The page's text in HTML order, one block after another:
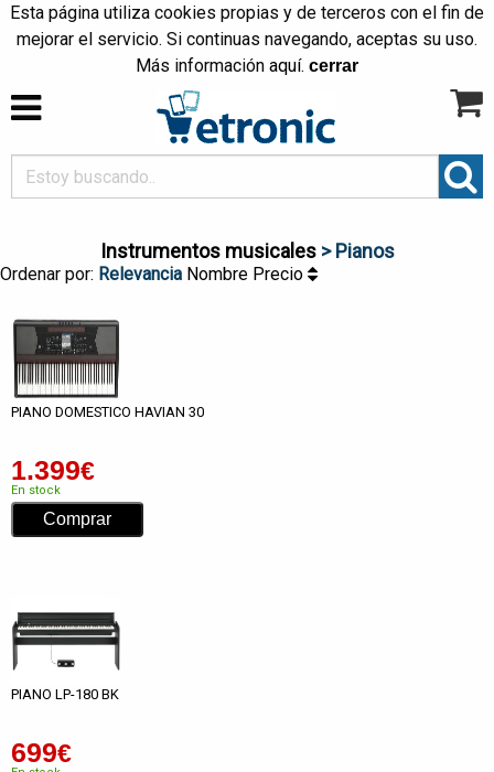
Esta página utiliza cookies propias y de terceros con el fin de
mejorar el servicio. Si continuas navegando, aceptas su uso.
Más información aquí. cerrar
Instrumentos musicales> Pianos
Ordenar por: Relevancia Nombre Precio
PIANO DOMESTICO HAVIAN 30
1.399€
En stock
PIANO LP-180 BK
699€